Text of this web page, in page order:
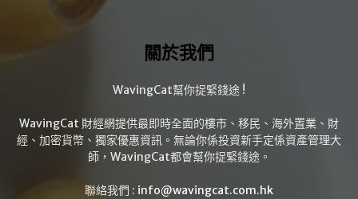
關於我們
WavingCat幫你捉緊錢途 !
WavingCat 財經網提供最即時全面的樓市、移民、海外置業、財
經、加密貨幣、獨家優惠資訊。無論你係投資新手定係資產管理大
師，WavingCat都會幫你捉緊錢途。
聯絡我們 : info@wavingcat.com.hk